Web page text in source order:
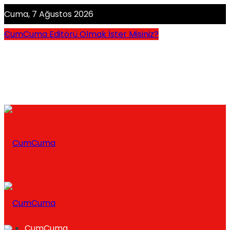
Cuma, 7 Ağustos 2026
CumCuma Editörü Olmak İster Misiniz?